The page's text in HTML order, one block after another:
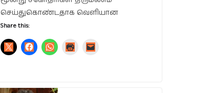
செய்துகொண்டதாக வெளியான
Share this: